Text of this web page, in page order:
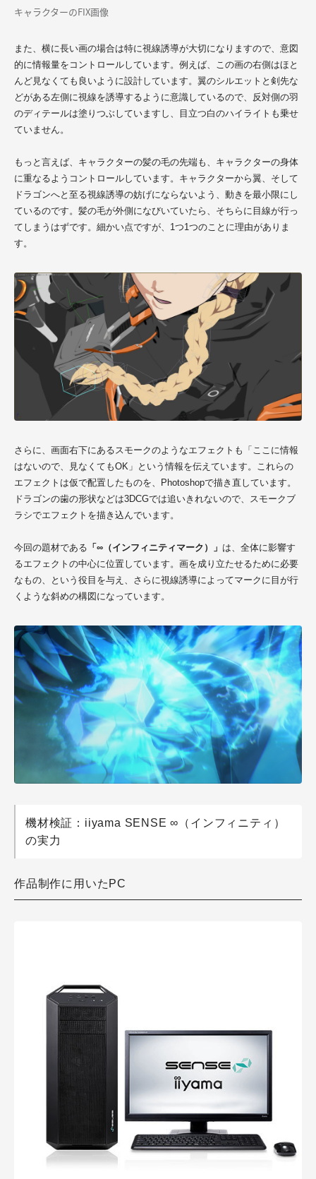
キャラクターのFIX画像
また、横に長い画の場合は特に視線誘導が大切になりますので、意図
的に情報量をコントロールしています。例えば、この画の右側はほと
んど見なくても良いように設計しています。翼のシルエットと剣先な
どがある左側に視線を誘導するように意識しているので、反対側の羽
のディテールは塗りつぶしていますし、目立つ白のハイライトも乗せ
ていません。
もっと言えば、キャラクターの髪の毛の先端も、キャラクターの身体
に重なるようコントロールしています。キャラクターから翼、そして
ドラゴンへと至る視線誘導の妨げにならないよう、動きを最小限にし
ているのです。髪の毛が外側になびいていたら、そちらに目線が行っ
てしまうはずです。細かい点ですが、1つ1つのことに理由がありま
す。
さらに、画面右下にあるスモークのようなエフェクトも「ここに情報
はないので、見なくてもOK」という情報を伝えています。これらの
エフェクトは仮で配置したものを、Photoshopで描き直しています。
ドラゴンの歯の形状などは3DCGでは追いきれないので、スモークブ
ラシでエフェクトを描き込んでいます。
今回の題材である 「∞（インフィニティマーク）」 は、全体に影響す
るエフェクトの中心に位置しています。画を成り立たせるために必要
なもの、という役目を与え、さらに視線誘導によってマークに目が行
くような斜めの構図になっています。
機材検証：iiyama SENSE ∞（インフィニティ）
の実力
作品制作に用いたPC